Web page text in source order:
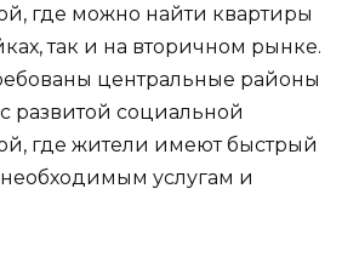
где можно найти квартиры
так и на вторичном рынке.
центральные районы
развитой социальной
где жители имеют быстрый
услугам и